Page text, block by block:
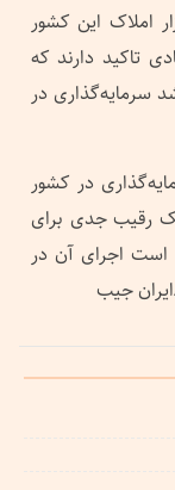
املاک این کشور
تاکید دارند که
سرمایه‌گذاری در
در کشور
رقیب جدی برای
است اجرای آن در
جیب